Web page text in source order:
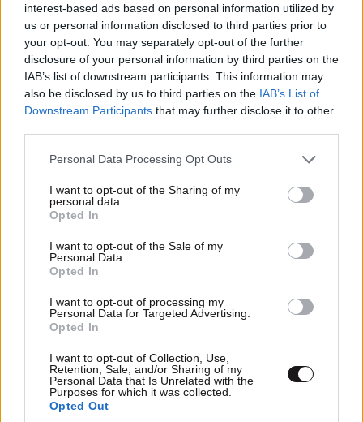
interest-based ads based on personal information utilized by
us or personal information disclosed to third parties prior to
your opt-out. You may separately opt-out of the further
disclosure of your personal information by third parties on the
IAB’s list of downstream participants. This information may
also be disclosed by us to third parties on the IAB’s List of
Downstream Participants that may further disclose it to other
Please note that this website/app uses one or more Google
not limited to your visit or usage behaviour. You may click to
grant or deny consent to Google and its third-party tags to
use your data for below specified purposes in below Google
consent section.
Personal Data Processing Opt Outs
I want to opt-out of the Sharing of my
personal data.
Opted In
I want to opt-out of the Sale of my
Personal Data.
Opted In
I want to opt-out of processing my
Personal Data for Targeted Advertising.
Opted In
I want to opt-out of Collection, Use,
Retention, Sale, and/or Sharing of my
Personal Data that Is Unrelated with the
Purposes for which it was collected.
Opted Out